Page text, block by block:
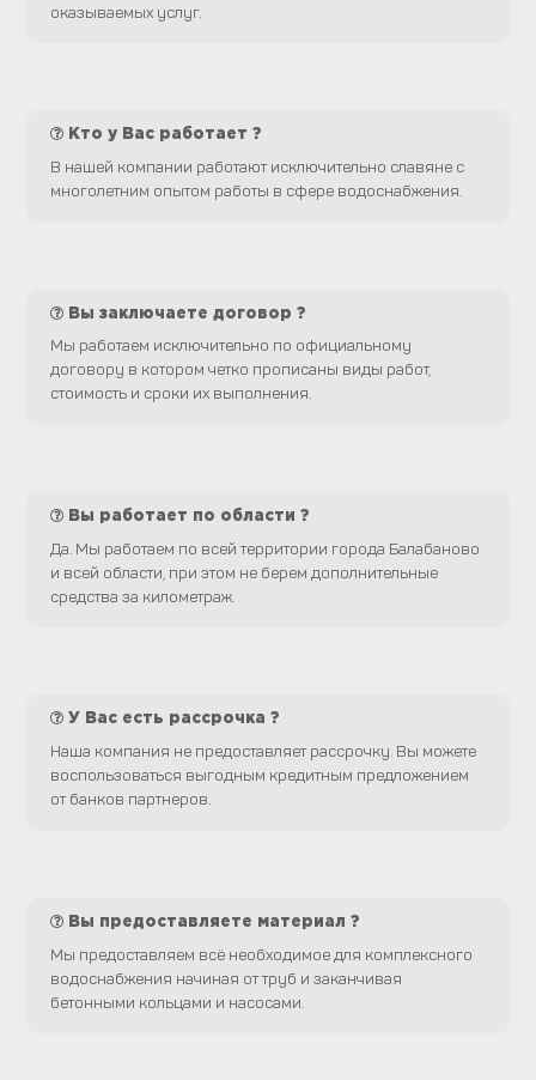
оказываемых услуг.
Кто у Вас работает ?
В нашей компании работают исключительно славяне с
многолетним опытом работы в сфере водоснабжения.
Вы заключаете договор ?
Мы работаем исключительно по официальному
договору в котором четко прописаны виды работ,
стоимость и сроки их выполнения.
Вы работает по области ?
Да. Мы работаем по всей территории города Балабаново
и всей области, при этом не берем дополнительные
средства за километраж.
У Вас есть рассрочка ?
Наша компания не предоставляет рассрочку. Вы можете
воспользоваться выгодным кредитным предложением
от банков партнеров.
Вы предоставляете материал ?
Мы предоставляем всё необходимое для комплексного
водоснабжения начиная от труб и заканчивая
бетонными кольцами и насосами.